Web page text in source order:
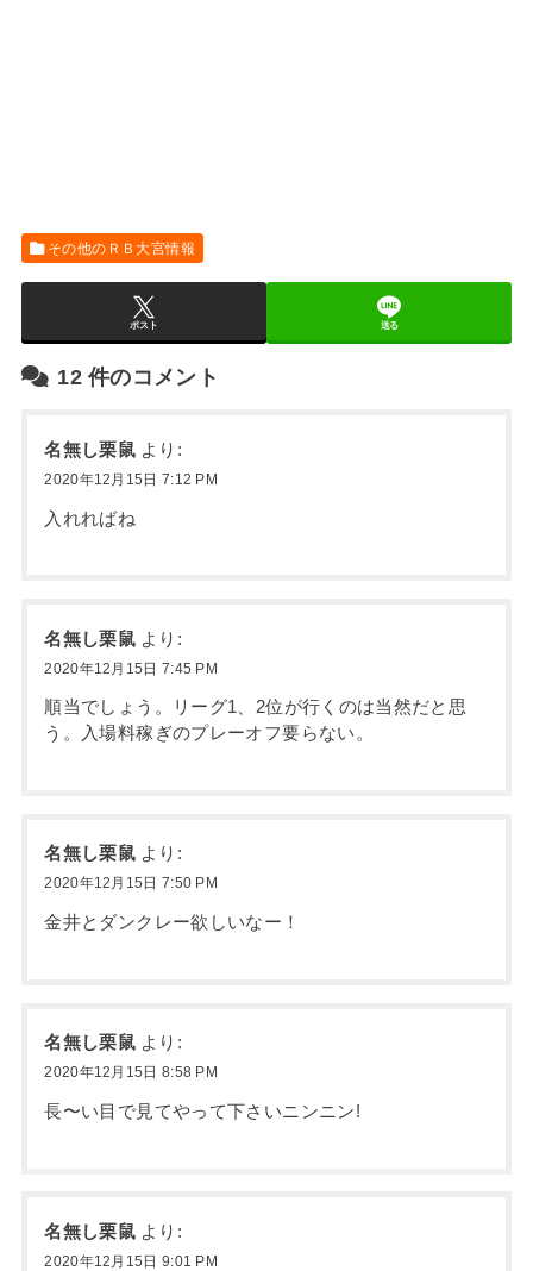
その他のＲＢ大宮情報
ポスト 送る
12件のコメント
名無し栗鼠 より:
2020年12月15日 7:12 PM
入れればね
名無し栗鼠 より:
2020年12月15日 7:45 PM
順当でしょう。リーグ1、2位が行くのは当然だと思
う。入場料稼ぎのプレーオフ要らない。
名無し栗鼠 より:
2020年12月15日 7:50 PM
金井とダンクレー欲しいなー！
名無し栗鼠 より:
2020年12月15日 8:58 PM
長〜い目で見てやって下さいニンニン!
名無し栗鼠 より:
2020年12月15日 9:01 PM